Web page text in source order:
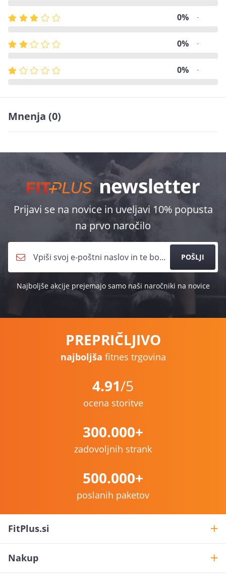
0% -
0% -
0% -
Mnenja (0)
Prijavi se na novice in uveljavi 10% popusta
na prvo naročilo
POŠLJI
Najboljše akcije prejemajo samo naši naročniki na novice
PREPRIČLJIVO
najboljša fitnes trgovina
4.91/5
ocena storitve
300.000+
zadovoljnih strank
500.000+
poslanih paketov
FitPlus.si
Nakup